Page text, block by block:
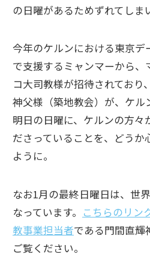
の日曜があるためずれてしま
今年のケルンにおける東京デ
で支援するミャンマーから、
コ大司教様が招待されており
神父様（築地教会）が、ケル
明日の日曜に、ケルンの方々
ださっていることを、どうか
ように。
なお1月の最終日曜日は、世
なっています。 こちらのリン
教事業担当者である門間直輝
ご覧ください。